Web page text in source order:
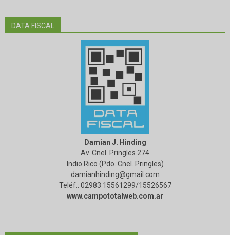
DATA FISCAL
Damian J. Hinding
Av. Cnel. Pringles 274
Indio Rico (Pdo. Cnel. Pringles)
damianhinding@gmail.com
Teléf.: 02983·15561299/15526567
www.campototalweb.com.ar